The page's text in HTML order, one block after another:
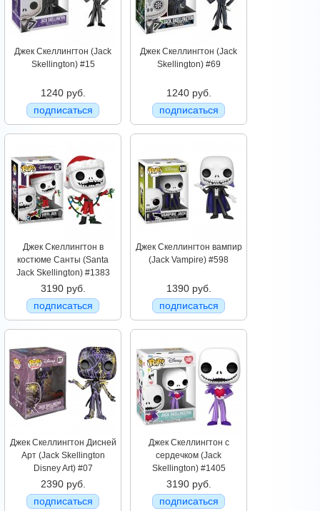
Джек Скеллингтон (Jack
Skellington) #15
1240 руб.
подписаться
Джек Скеллингтон (Jack
Skellington) #69
1240 руб.
подписаться
Джек Скеллингтон в
костюме Санты (Santa
Jack Skellington) #1383
3190 руб.
подписаться
Джек Скеллингтон вампир
(Jack Vampire) #598
1390 руб.
подписаться
Джек Скеллингтон Дисней
Арт (Jack Skellington
Disney Art) #07
2390 руб.
подписаться
Джек Скеллингтон с
сердечком (Jack
Skellington) #1405
3190 руб.
подписаться